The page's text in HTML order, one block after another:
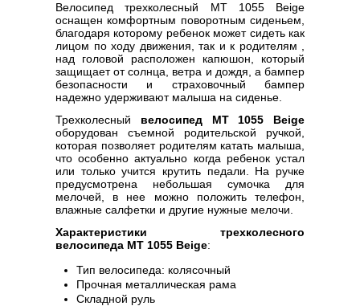
Велосипед трехколесный MT 1055 Beige
оснащен комфортным поворотным сиденьем,
благодаря которому ребенок может сидеть как
лицом по ходу движения, так и к родителям ,
над головой расположен капюшон, который
защищает от солнца, ветра и дождя, а бампер
безопасности и страховочный бампер
надежно удерживают малыша на сиденье.
Трехколесный велосипед MT 1055 Beige
оборудован съемной родительской ручкой,
которая позволяет родителям катать малыша,
что особенно актуально когда ребенок устал
или только учится крутить педали. На ручке
предусмотрена небольшая сумочка для
мелочей, в нее можно положить телефон,
влажные салфетки и другие нужные мелочи.
Характеристики трехколесного
велосипеда MT 1055 Beige:
Тип велосипеда: колясочный
Прочная металлическая рама
Складной руль